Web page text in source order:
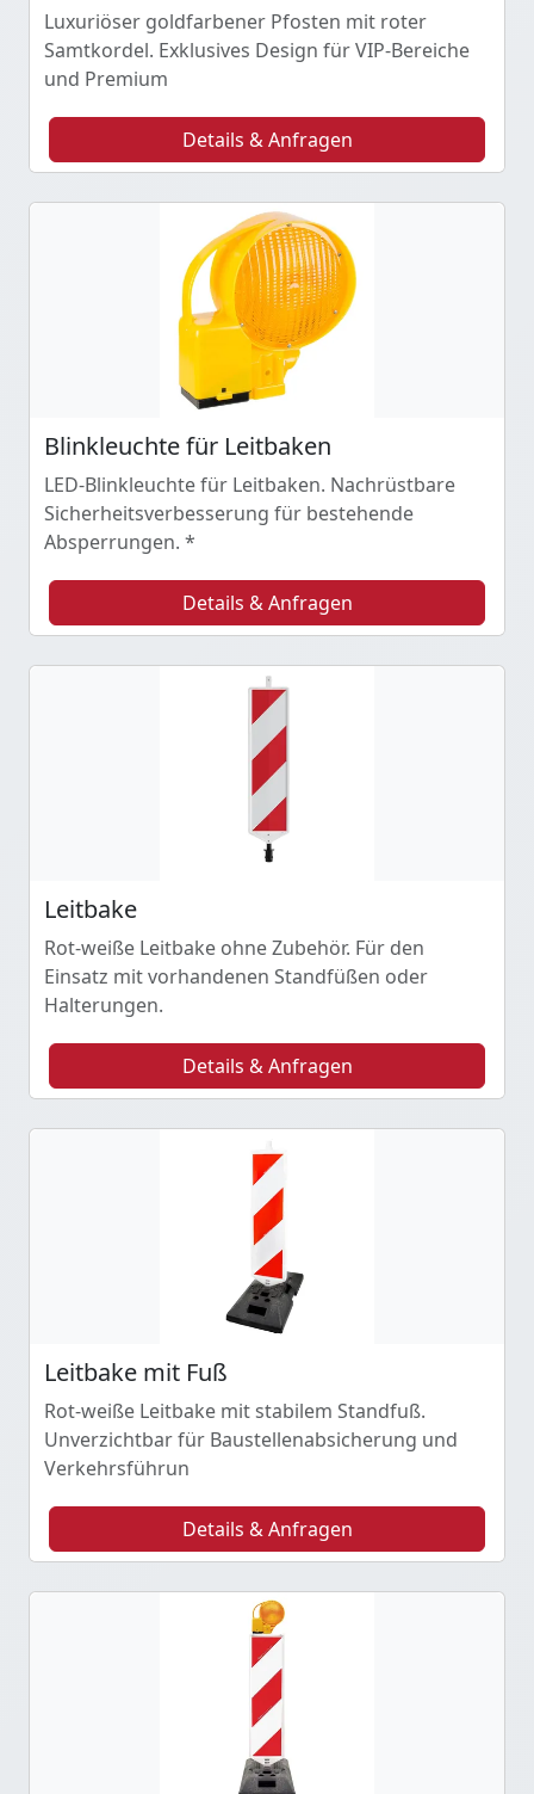
Luxuriöser goldfarbener Pfosten mit roter
Samtkordel. Exklusives Design für VIP-Bereiche
und Premium
Details & Anfragen
Blinkleuchte für Leitbaken
LED-Blinkleuchte für Leitbaken. Nachrüstbare
Sicherheitsverbesserung für bestehende
Absperrungen. *
Details & Anfragen
Leitbake
Rot-weiße Leitbake ohne Zubehör. Für den
Einsatz mit vorhandenen Standfüßen oder
Halterungen.
Details & Anfragen
Leitbake mit Fuß
Rot-weiße Leitbake mit stabilem Standfuß.
Unverzichtbar für Baustellenabsicherung und
Verkehrsführun
Details & Anfragen